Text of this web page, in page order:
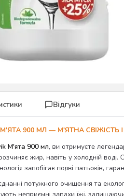
Відгуки
900 МЛ — М'ЯТНА СВІЖІСТЬ
М'ята 900 мл, ви отримуєте
жир, навіть у холодній воді.
запобігає появі патьоків,
потужного очищення та